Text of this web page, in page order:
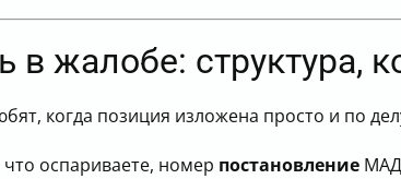
в жалобе: структура,
когда позиция изложена просто и по
оспариваете, номер постановление